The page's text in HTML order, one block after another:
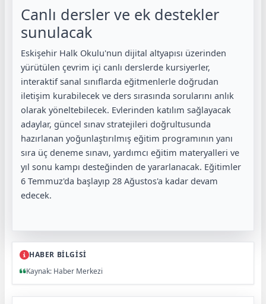
Canlı dersler ve ek destekler
sunulacak
Eskişehir Halk Okulu'nun dijital altyapısı üzerinden
yürütülen çevrim içi canlı derslerde kursiyerler,
interaktif sanal sınıflarda eğitmenlerle doğrudan
iletişim kurabilecek ve ders sırasında sorularını anlık
olarak yöneltebilecek. Evlerinden katılım sağlayacak
adaylar, güncel sınav stratejileri doğrultusunda
hazırlanan yoğunlaştırılmış eğitim programının yanı
sıra üç deneme sınavı, yardımcı eğitim materyalleri ve
yıl sonu kampı desteğinden de yararlanacak. Eğitimler
6 Temmuz'da başlayıp 28 Ağustos'a kadar devam
edecek.
HABER BİLGİSİ
Kaynak: Haber Merkezi